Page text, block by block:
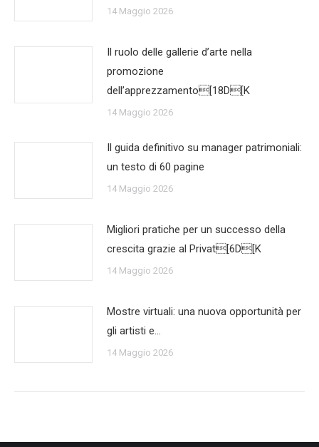
14 Maggio 2026
Il ruolo delle gallerie d’arte nella
promozione
dell’apprezzamento[18D[K
14 Maggio 2026
Il guida definitivo su manager patrimoniali:
un testo di 60 pagine
14 Maggio 2026
Migliori pratiche per un successo della
crescita grazie al Privat[6D[K
14 Maggio 2026
Mostre virtuali: una nuova opportunità per
gli artisti e…
14 Maggio 2026